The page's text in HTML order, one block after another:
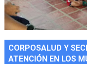
CORPOSALUD Y
ATENCIÓN EN LOS